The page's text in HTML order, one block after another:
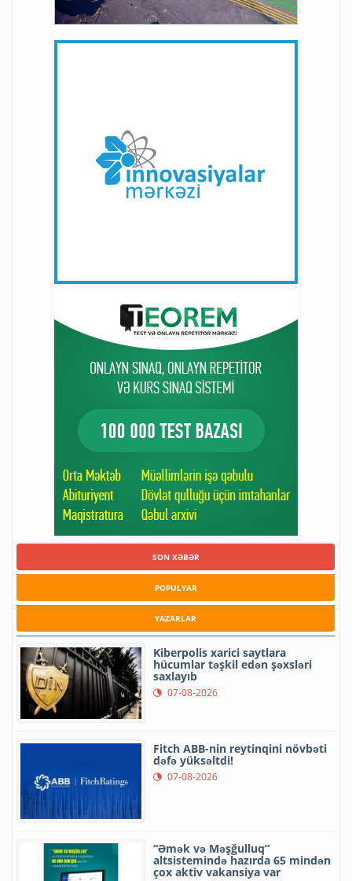
SON XƏBƏR
POPULYAR
YAZARLAR
Kiberpolis xarici saytlara
hücumlar təşkil edən şəxsləri
saxlayıb
07-08-2026
Fitch ABB-nin reytinqini növbəti
dəfə yüksəltdi!
07-08-2026
“Əmək və Məşğulluq”
altsistemində hazırda 65 mindən
çox aktiv vakansiya var